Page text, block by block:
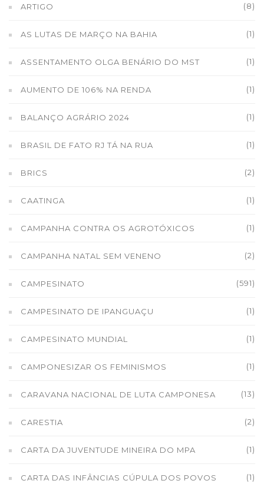
ARTIGO (8)
AS LUTAS DE MARÇO NA BAHIA (1)
ASSENTAMENTO OLGA BENÁRIO DO MST (1)
AUMENTO DE 106% NA RENDA (1)
BALANÇO AGRÁRIO 2024 (1)
BRASIL DE FATO RJ TÁ NA RUA (1)
BRICS (2)
CAATINGA (1)
CAMPANHA CONTRA OS AGROTÓXICOS (1)
CAMPANHA NATAL SEM VENENO (2)
CAMPESINATO (591)
CAMPESINATO DE IPANGUAÇU (1)
CAMPESINATO MUNDIAL (1)
CAMPONESIZAR OS FEMINISMOS (1)
CARAVANA NACIONAL DE LUTA CAMPONESA (13)
CARESTIA (2)
CARTA DA JUVENTUDE MINEIRA DO MPA (1)
CARTA DAS INFÂNCIAS CÚPULA DOS POVOS (1)